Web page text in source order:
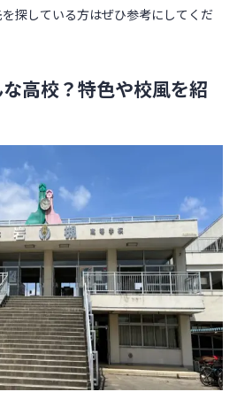
探している方はぜひ参考にしてくだ
高校？特色や校風を紹